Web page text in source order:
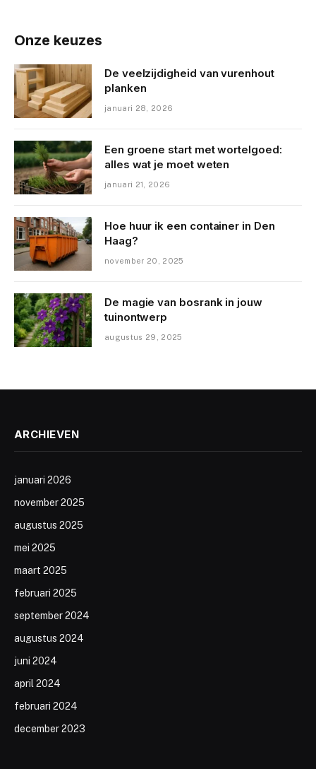
Onze keuzes
De veelzijdigheid van vurenhout
planken
januari 28, 2026
Een groene start met wortelgoed:
alles wat je moet weten
januari 21, 2026
Hoe huur ik een container in Den
Haag?
november 20, 2025
De magie van bosrank in jouw
tuinontwerp
augustus 29, 2025
ARCHIEVEN
januari 2026
november 2025
augustus 2025
mei 2025
maart 2025
februari 2025
september 2024
augustus 2024
juni 2024
april 2024
februari 2024
december 2023